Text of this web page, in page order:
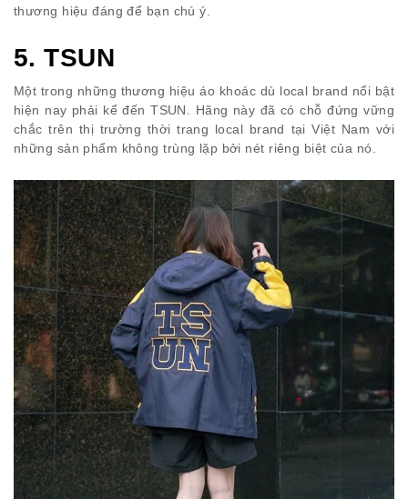
thương hiệu đáng để bạn chú ý.
5. TSUN
Một trong những thương hiệu áo khoác dù local brand nổi bật
hiện nay phải kể đến TSUN. Hãng này đã có chỗ đứng vững
chắc trên thị trường thời trang local brand tại Việt Nam với
những sản phẩm không trùng lặp bởi nét riêng biệt của nó.